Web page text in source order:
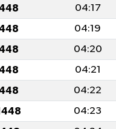
04:17
04:19
04:20
04:21
04:22
04:23